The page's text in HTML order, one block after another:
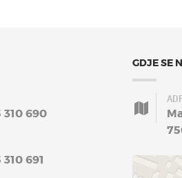
310 690
691
GDJE SE